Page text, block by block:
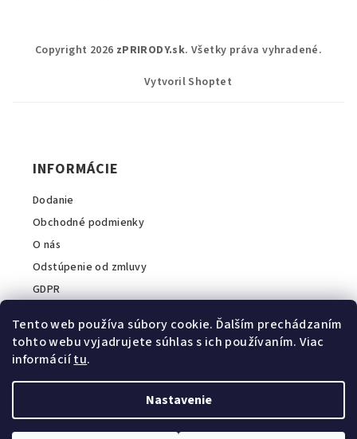
Tento web používa súbory cookie. Ďalším prechádzaním
tohto webu vyjadrujete súhlas s ich používaním. Viac
informáciítu.
Nastavenie
Copyright 2026 zPRIRODY.sk. Všetky práva vyhradené.
Vytvoril Shoptet
INFORMÁCIE
Dodanie
Obchodné podmienky
O nás
Odstúpenie od zmluvy
GDPR
INFORMÁCIE O E-SHOPE
Zavolajte nám:+421 911 044 040
E-mail:info@intopvet.sk
💬